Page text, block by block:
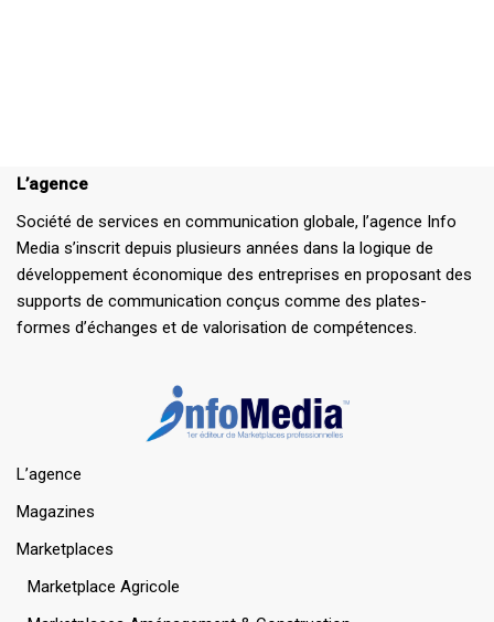
L’agence
Société de services en communication globale, l’agence Info
Media s’inscrit depuis plusieurs années dans la logique de
développement économique des entreprises en proposant des
supports de communication conçus comme des plates-
formes d’échanges et de valorisation de compétences.
L’agence
Magazines
Marketplaces
Marketplace Agricole